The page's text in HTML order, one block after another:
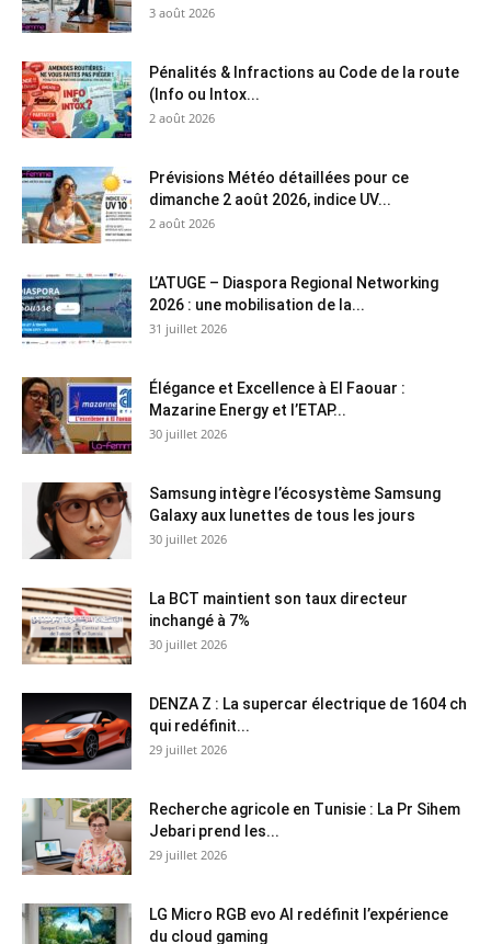
3 août 2026
Pénalités & Infractions au Code de la route
(Info ou Intox...
2 août 2026
Prévisions Météo détaillées pour ce
dimanche 2 août 2026, indice UV...
2 août 2026
L’ATUGE – Diaspora Regional Networking
2026 : une mobilisation de la...
31 juillet 2026
Élégance et Excellence à El Faouar :
Mazarine Energy et l’ETAP...
30 juillet 2026
Samsung intègre l’écosystème Samsung
Galaxy aux lunettes de tous les jours
30 juillet 2026
La BCT maintient son taux directeur
inchangé à 7%
30 juillet 2026
DENZA Z : La supercar électrique de 1604 ch
qui redéfinit...
29 juillet 2026
Recherche agricole en Tunisie : La Pr Sihem
Jebari prend les...
29 juillet 2026
LG Micro RGB evo AI redéfinit l’expérience
du cloud gaming